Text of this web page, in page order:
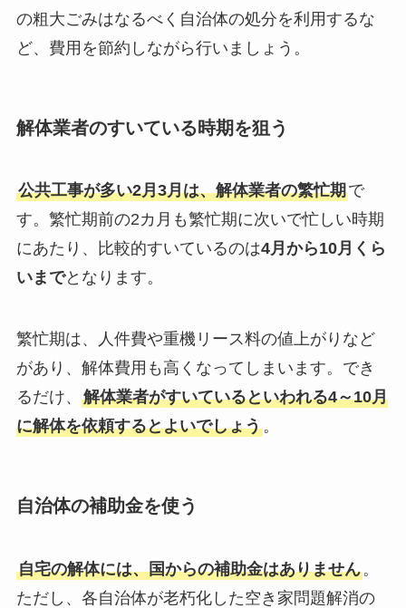
の粗大ごみはなるべく自治体の処分を利用するな
ど、費用を節約しながら行いましょう。
解体業者のすいている時期を狙う
公共工事が多い2月3月は、解体業者の繁忙期で
す。繁忙期前の2カ月も繁忙期に次いで忙しい時期
にあたり、比較的すいているのは4月から10月くら
いまでとなります。
繁忙期は、人件費や重機リース料の値上がりなど
があり、解体費用も高くなってしまいます。でき
るだけ、 解体業者がすいているといわれる4～10月
に解体を依頼するとよいでしょう。
自治体の補助金を使う
自宅の解体には、国からの補助金はありません。
ただし、各自治体が老朽化した空き家問題解消の